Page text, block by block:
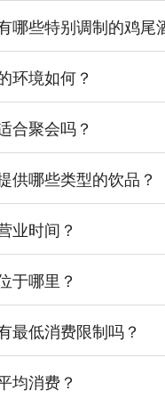
哪些特别调制的鸡尾
环境如何？
合聚会吗？
供哪些类型的饮品？
业时间？
于哪里？
最低消费限制吗？
均消费？